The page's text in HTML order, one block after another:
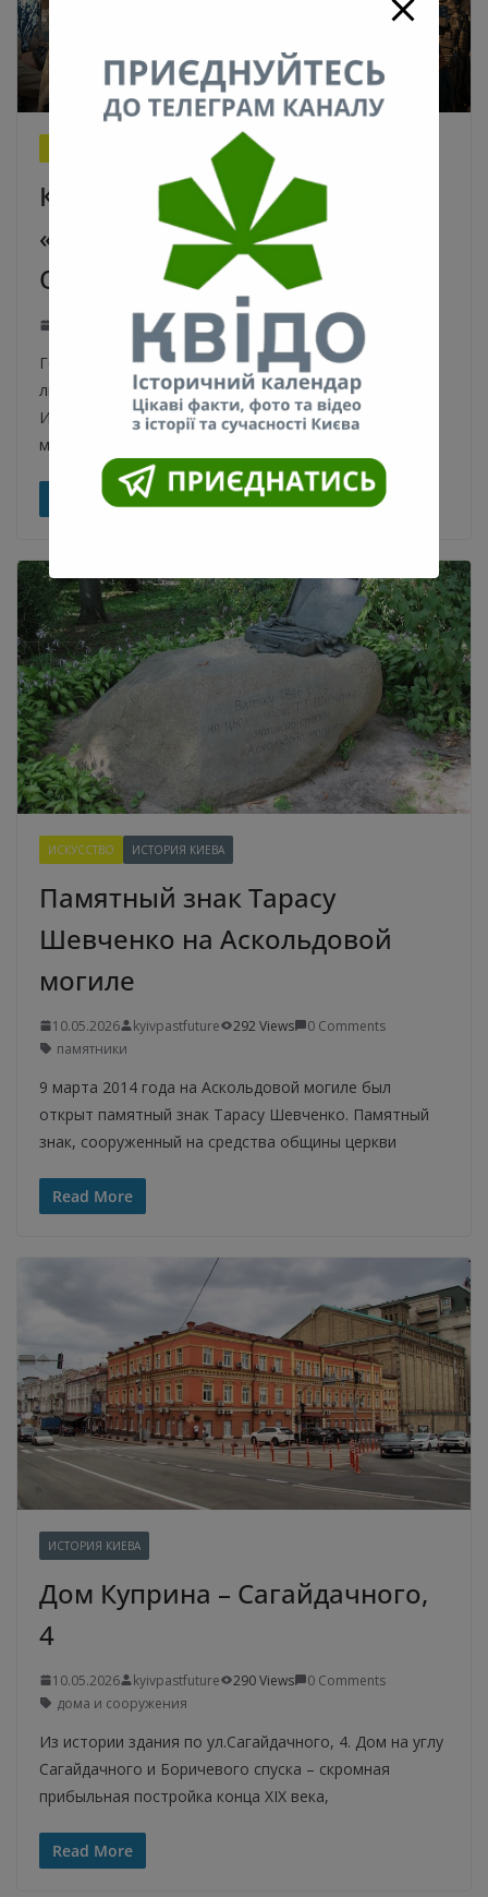
Как военный с позывным
«СЗЧ» написал песню для 39-й
ОБрМП «семейного типа»
kyivpastfuture 336 Views 0 Comments
Героем нового эпизода «Фронтовой Студии» стал
лидер группы «СЗЧ», военнослужащий Борис
Исмаилов с позывным «СЗЧ». Его музыка – это
милитари
Read More
ИСКУССТВО ИСТОРИЯ КИЕВА
Памятный знак Тарасу
Шевченко на Аскольдовой
могиле
10.05.2026 kyivpastfuture 292 Views
0 Comments
памятники
9 марта 2014 года на Аскольдовой могиле был
открыт памятный знак Тарасу Шевченко. Памятный
знак, сооруженный на средства общины церкви
Read More
ИСТОРИЯ КИЕВА
Дом Куприна – Сагайдачного,
4
10.05.2026 kyivpastfuture 290 Views
0 Comments
дома и сооружения
Из истории здания по ул.Сагайдачного, 4. Дом на углу
Сагайдачного и Боричевого спуска – скромная
прибыльная постройка конца XIX века,
Read More